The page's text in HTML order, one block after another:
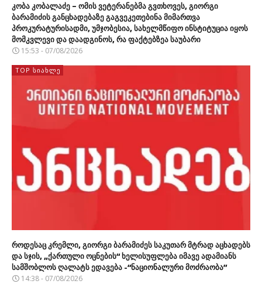
კობა კობალაძე – ომის ვეტერანებმა გვთხოვეს, გიორგი
ბარამიძის განცხადებაზე გაგვეკეთებინა მიმართვა
პროკურატურისადმი, უმჯობესია, სახელმწიფო ინსტიტუცია იყოს
მომკვლევი და დაადგინოს, რა ფაქტებზეა საუბარი
15:53 - 07/08/2026
TOP ᲡᲘᲐᲮᲚᲔ
როდესაც კრემლი, გიორგი ბარამიძეს საკუთარ მტრად აცხადებს
და სჯის, „ქართული ოცნების“ ხელისუფლება იმავე ადამიანს
სამშობლოს ღალატს ედავება -“ნაციონალური მოძრაობა”
14:38 - 07/08/2026